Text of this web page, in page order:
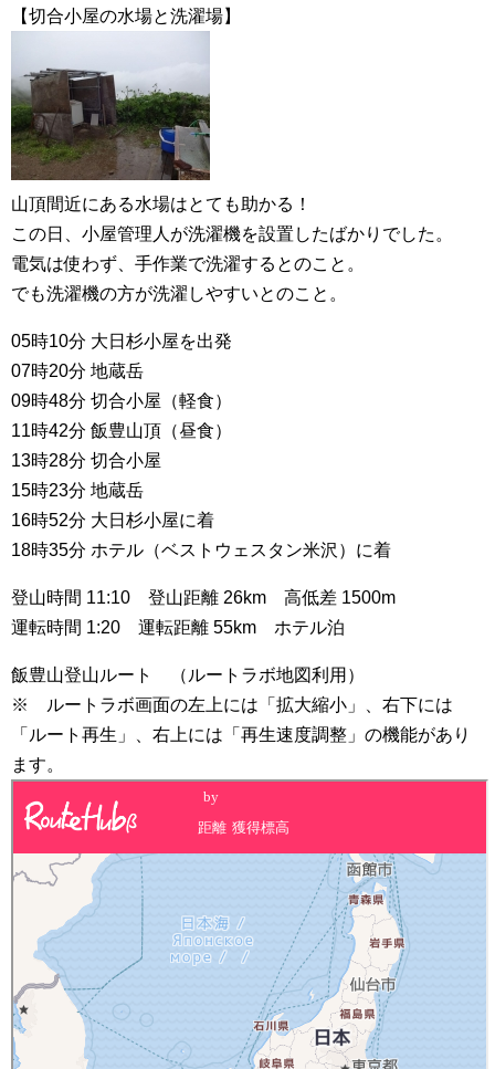
【切合小屋の水場と洗濯場】
山頂間近にある水場はとても助かる！
この日、小屋管理人が洗濯機を設置したばかりでした。
電気は使わず、手作業で洗濯するとのこと。
でも洗濯機の方が洗濯しやすいとのこと。
05時10分 大日杉小屋を出発
07時20分 地蔵岳
09時48分 切合小屋（軽食）
11時42分 飯豊山頂（昼食）
13時28分 切合小屋
15時23分 地蔵岳
16時52分 大日杉小屋に着
18時35分 ホテル（ベストウェスタン米沢）に着
登山時間 11:10 登山距離 26km 高低差 1500m
運転時間 1:20 運転距離 55km ホテル泊
飯豊山登山ルート （ルートラボ地図利用）
※ ルートラボ画面の左上には「拡大縮小」、右下には
「ルート再生」、右上には「再生速度調整」の機能があり
ます。